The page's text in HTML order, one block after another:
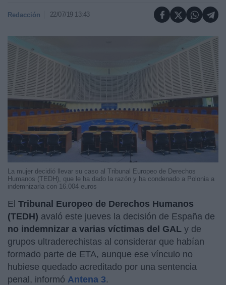
Redacción 22/07/19 13:43
La mujer decidió llevar su caso al Tribunal Europeo de Derechos
Humanos (TEDH), que le ha dado la razón y ha condenado a Polonia a
indemnizarla con 16.004 euros
El Tribunal Europeo de Derechos Humanos
(TEDH) avaló este jueves la decisión de España de
no indemnizar a varias víctimas del GAL y de
grupos ultraderechistas al considerar que habían
formado parte de ETA, aunque ese vínculo no
hubiese quedado acreditado por una sentencia
penal, informó Antena 3.